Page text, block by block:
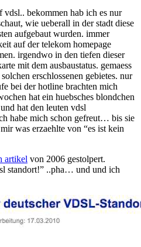
endlich
vdsl
vdsl.. bekommen hab ich es nur
wie ueberall in der stadt diese
aufgebaut wurden. immer
auf der telekom homepage
irgendwo in den tiefen dieser
mit dem ausbaustatus. gemaess
erschlossenen gebietes. nur
bei der hotline brachten mich
hat ein huebsches blondchen
hat den leuten vdsl
habe mich schon gefreut… bis sie
was erzaehlte von “es ist kein
artikel von 2006 gestolpert.
standort!” ..pha… und und ich